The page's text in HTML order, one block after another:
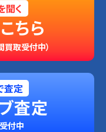
聞く
ちら
取受付中）
査定
査定
付中